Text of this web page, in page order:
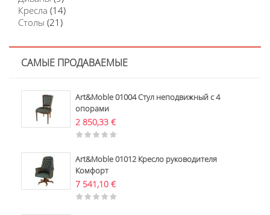
Кресла (14)
Столы (21)
САМЫЕ ПРОДАВАЕМЫЕ
Art&Moble 01004 Стул неподвижный с 4
опорами
2 850,33 €
Art&Moble 01012 Кресло руководителя
Комфорт
7 541,10 €